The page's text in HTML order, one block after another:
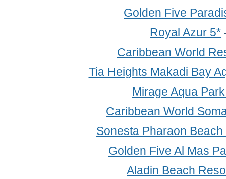
Golden Five
Royal Azur 5*
Caribbean World
Tia Heights Makadi Bay
Mirage Aqua
Caribbean World
Sonesta Pharaon
Golden Five Al Mas
Aladin Beach